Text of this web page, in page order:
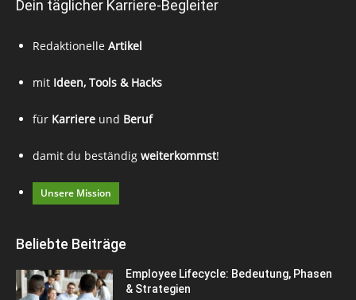
Dein täglicher Karriere-Begleiter
Redaktionelle Artikel
mit Ideen, Tools & Hacks
für Karriere und Beruf
damit du beständig weiterkommst!
Unsere Mission
Beliebte Beiträge
Employee Lifecycle: Bedeutung, Phasen
& Strategien